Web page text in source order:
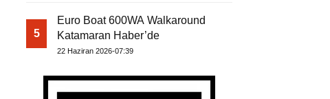
5
Euro Boat 600WA Walkaround
Katamaran Haber’de
22 Haziran 2026-07:39